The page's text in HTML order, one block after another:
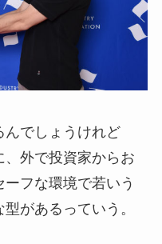
でしょうけれど
、外で投資家からお
フな環境で若いう
があるっていう。